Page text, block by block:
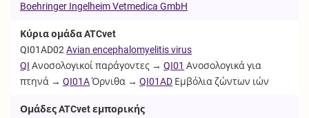
Boehringer Ingelheim Vetmedica GmbH
Κύρια ομάδα ATCvet
QI01AD02 Avian encephalomyelitis virus
QI Ανοσολογικοί παράγοντες →QI01 Ανοσολογικά για
πτηνά →QI01AΌρνιθα →QI01AD Εμβόλια ζώντων ιών
Ομάδες ATCvet εμπορικής